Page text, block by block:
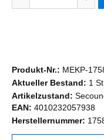
Produkt-Nr.: MEKP-
Aktueller Bestand: 1
Artikelzustand:
EAN: 4010232057938
Herstellernummer: